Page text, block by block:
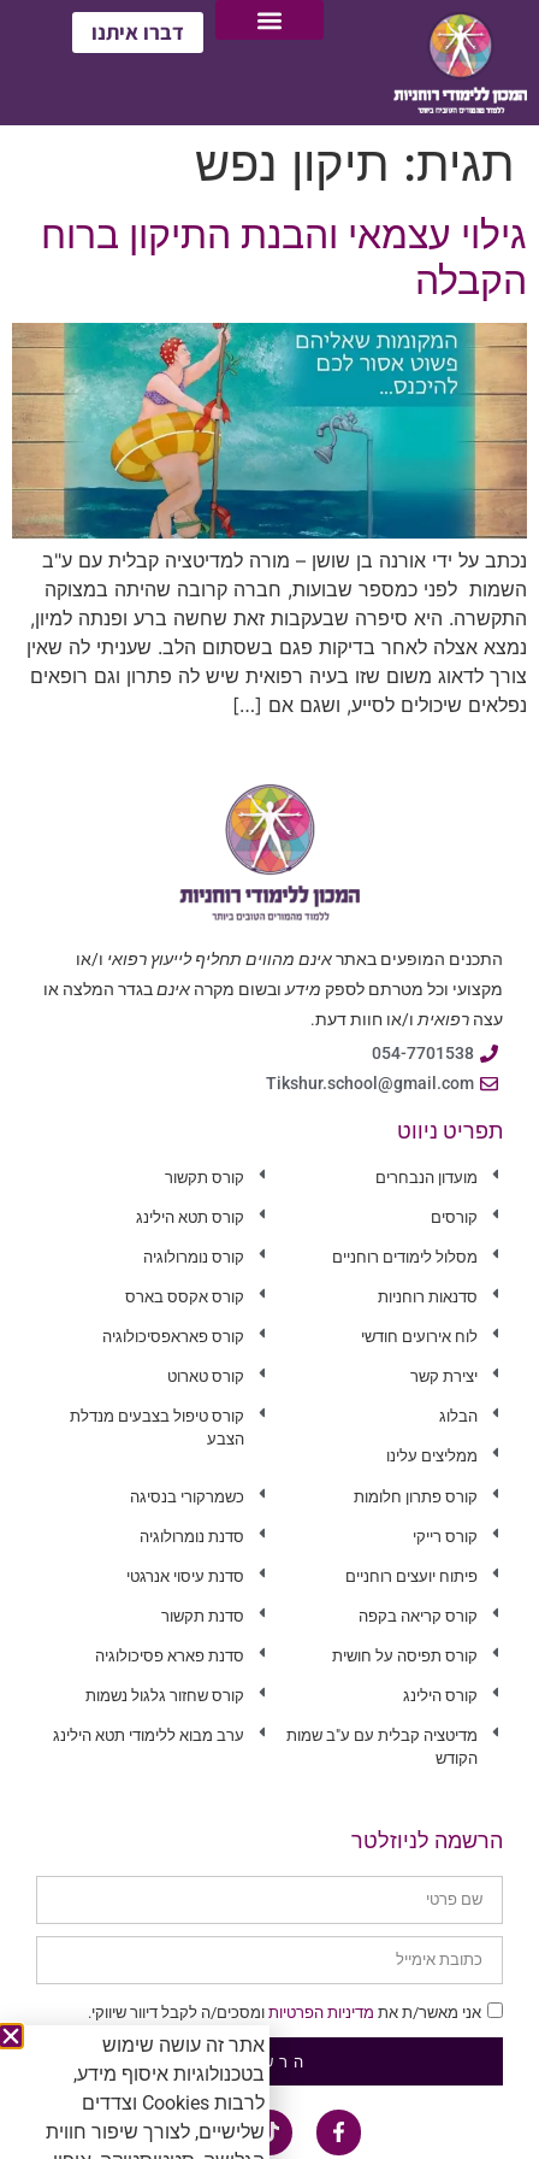
דברו איתנו
תגית: תיקון נפש
גילוי עצמאי והבנת התיקון ברוח
הקבלה
נכתב על ידי אורנה בן שושן – מורה למדיטציה קבלית עם ע"ב
השמות לפני כמספר שבועות, חברה קרובה שהיתה במצוקה
התקשרה. היא סיפרה שבעקבות זאת שחשה ברע ופנתה למיון,
נמצא אצלה לאחר בדיקות פגם בשסתום הלב. שעניתי לה שאין
צורך לדאוג משום שזו בעיה רפואית שיש לה פתרון וגם רופאים
נפלאים שיכולים לסייע, ושגם אם […]
התכנים המופעים באתראינם מהווים תחליף לייעוץ רפואי ו/או
מקצועי וכל מטרתם לספק מידע ובשום מקרה אינםבגדר המלצה או
עצה רפואית ו/או חוות דעת.
054-7701538
Tikshur.school@gmail.com
תפריט ניווט
מועדון הנבחרים
קורסים
מסלול לימודים רוחניים
סדנאות רוחניות
לוח אירועים חודשי
יצירת קשר
הבלוג
ממליצים עלינו
קורס תקשור
קורס תטא הילינג
קורס נומרולוגיה
קורס אקסס בארס
קורס פאראפסיכולוגיה
קורס טארוט
קורס טיפול בצבעים מנדלת
הצבע
קורס פתרון חלומות
קורס רייקי
פיתוח יועצים רוחניים
קורס קריאה בקפה
קורס תפיסה על חושית
קורס הילינג
מדיטציה קבלית עם ע"ב שמות
הקודש
כשמרקורי בנסיגה
סדנת נומרולוגיה
סדנת עיסוי אנרגטי
סדנת תקשור
סדנת פארא פסיכולוגיה
קורס שחזור גלגול נשמות
ערב מבוא ללימודי תטא הילינג
הרשמה לניוזלטר
אני מאשר/ת את מדיניות הפרטיות ומסכים/ה לקבל דיוור שיווקי.
הרשמה
אתר זה עושה שימוש
בטכנולוגיות איסוף מידע,
לרבות Cookies וצדדים
שלישיים, לצורך שיפור חווית